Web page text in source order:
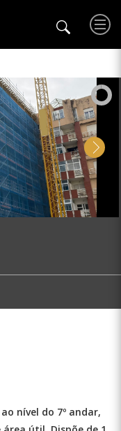
nível do 7º andar,